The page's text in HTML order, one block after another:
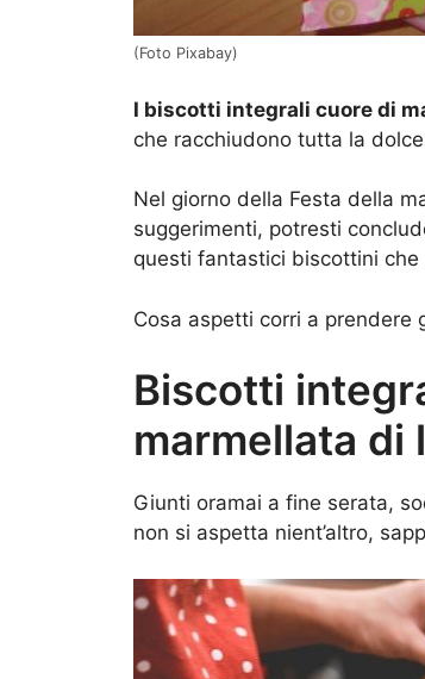
(Foto Pixabay)
I biscotti integrali cuore di
che racchiudono tutta la
Nel giorno della Festa della
suggerimenti, potresti
questi fantastici biscottini
Cosa aspetti corri a prendere
Biscotti
marmellata di
Giunti oramai a fine serata,
non si aspetta nient’altro,